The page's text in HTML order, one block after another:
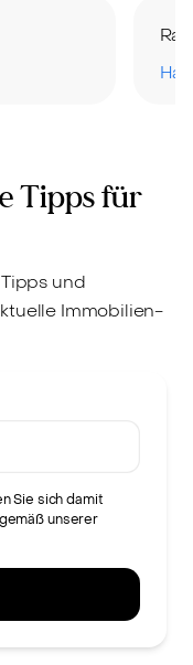
Tipps für
und
Immobilien-
Sie sich damit
unserer